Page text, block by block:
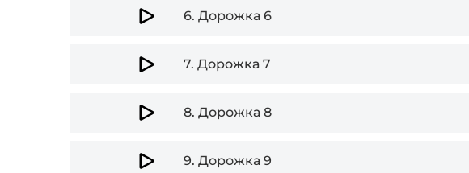
6. Дорожка 6
7. Дорожка 7
8. Дорожка 8
9. Дорожка 9